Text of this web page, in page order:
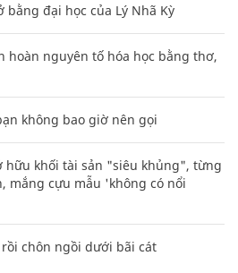
đại học của Lý Nhã Kỳ
hoàn nguyên tố hóa học bằng thơ,
không bao giờ nên gọi
hữu khối tài sản "siêu khủng", từng
mắng cựu mẫu 'không có nổi
chôn ngồi dưới bãi cát